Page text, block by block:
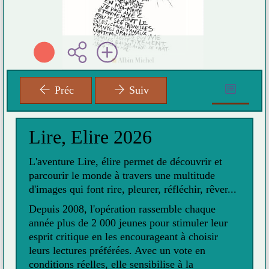
Préc Suiv
Lire, Elire 2026
L'aventure Lire, élire permet de découvrir et
parcourir le monde à travers une multitude
d'images qui font rire, pleurer, réfléchir, rêver...
Depuis 2008, l'opération rassemble chaque
année plus de 2 000 jeunes pour stimuler leur
esprit critique en les encourageant à choisir
leurs lectures préférées. Avec un vote en
conditions réelles, elle sensibilise à la